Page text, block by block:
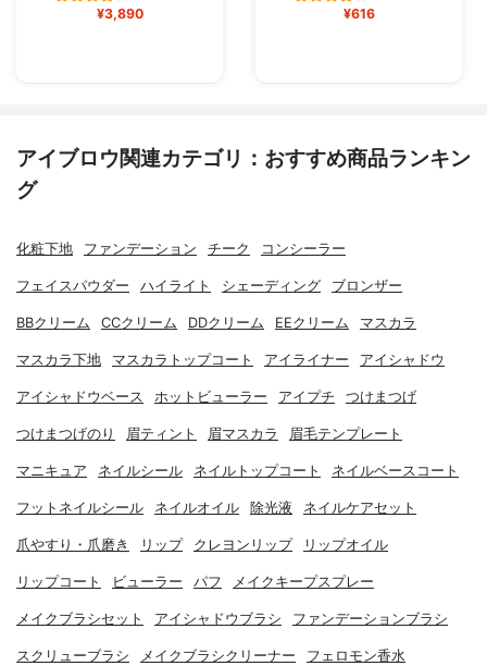
¥3,890 ¥616
アイブロウ関連カテゴリ：おすすめ商品ランキン
グ
化粧下地 ファンデーション チーク コンシーラー
フェイスパウダー ハイライト シェーディング ブロンザー
BBクリーム CCクリーム DDクリーム EEクリーム マスカラ
マスカラ下地 マスカラトップコート アイライナー アイシャドウ
アイシャドウベース ホットビューラー アイプチ つけまつげ
つけまつげのり 眉ティント 眉マスカラ 眉毛テンプレート
マニキュア ネイルシール ネイルトップコート ネイルベースコート
フットネイルシール ネイルオイル 除光液 ネイルケアセット
爪やすり・爪磨き リップ クレヨンリップ リップオイル
リップコート ビューラー パフ メイクキープスプレー
メイクブラシセット アイシャドウブラシ ファンデーションブラシ
スクリューブラシ メイクブラシクリーナー フェロモン香水